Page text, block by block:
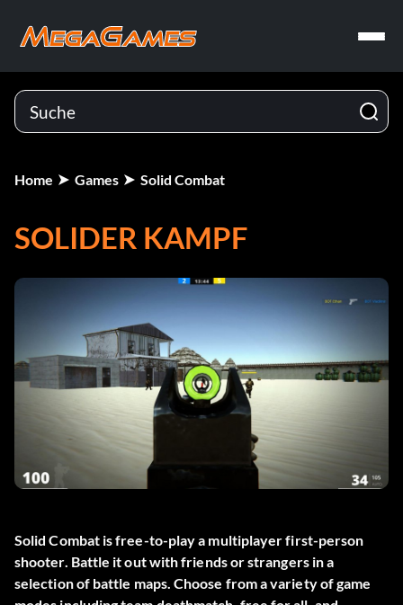
Home Games Solid Combat
SOLIDER KAMPF
Solid Combat is free-to-play a multiplayer first-person
shooter. Battle it out with friends or strangers in a
selection of battle maps. Choose from a variety of game